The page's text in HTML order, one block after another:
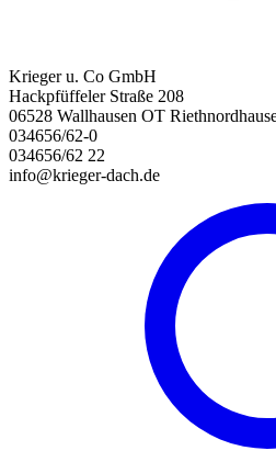
Krieger u. Co GmbH
Hackpfüffeler Straße 208
06528 Wallhausen OT
034656/62-0
034656/62 22
info@krieger-dach.de